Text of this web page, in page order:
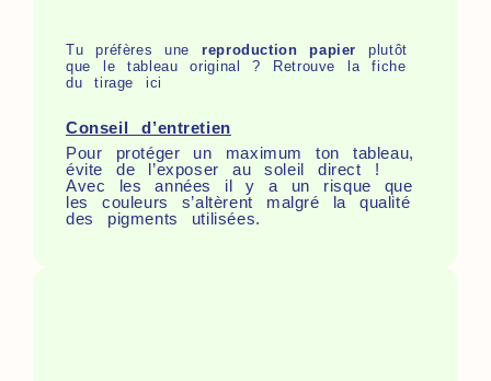
Tu préfères unereproduction papierplutôt
que le tableau original ? Retrouve la fiche
dutirage ici
Conseil d’entretien
Pour protéger un maximum ton tableau,
évite de l’exposer au soleil direct !
Avec les années il y a un risque que
les couleurs s’altèrent malgré la qualité
des pigments utilisées.